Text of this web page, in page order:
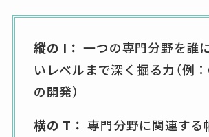
縦の I： 一つの専門分野を誰
いレベルまで深く掘る力（例
の開発）
横の T： 専門分野に関連する